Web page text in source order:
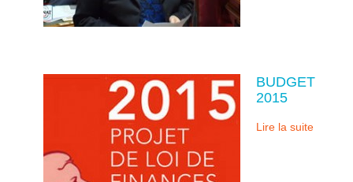
BUDGET
2015
Lire la suite